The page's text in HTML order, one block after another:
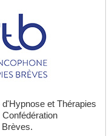
et Thérapies